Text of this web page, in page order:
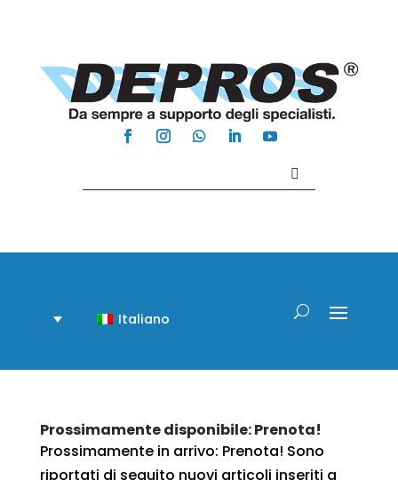
Italiano
Prossimamente disponibile: Prenota!
Prossimamente in arrivo: Prenota! Sono
riportati di seguito nuovi articoli inseriti a